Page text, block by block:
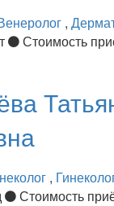
,
Стоимость
,
Стоимость